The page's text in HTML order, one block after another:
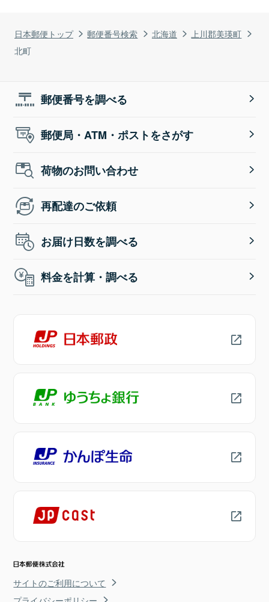
日本郵便トップ 郵便番号検索 北海道
上川郡美瑛町
北町
郵便番号を調べる
郵便局・ATM・ポストをさがす
荷物のお問い合わせ
再配達のご依頼
お届け日数を調べる
料金を計算・調べる
サイトのご利用について